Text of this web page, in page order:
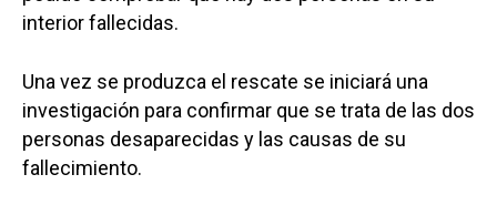
interior fallecidas.
Una vez se produzca el rescate se iniciará una
investigación para confirmar que se trata de las dos
personas desaparecidas y las causas de su
fallecimiento.